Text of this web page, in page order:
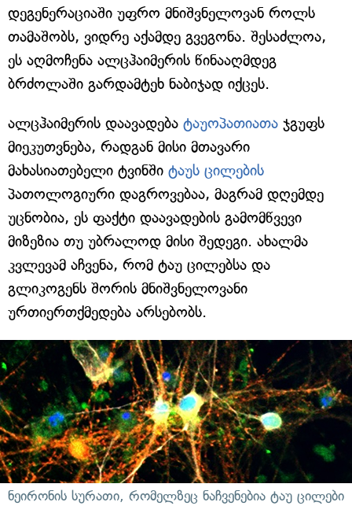
დეგენერაციაში უფრო მნიშვნელოვან როლს
თამაშობს, ვიდრე აქამდე გვეგონა. შესაძლოა,
ეს აღმოჩენა ალცჰაიმერის წინააღმდეგ
ბრძოლაში გარდამტეხ ნაბიჯად იქცეს.
ალცჰაიმერის დაავადება ტაუოპათიათა ჯგუფს
მიეკუთვნება, რადგან მისი მთავარი
მახასიათებელი ტვინში ტაუს ცილების
პათოლოგიური დაგროვებაა, მაგრამ დღემდე
უცნობია, ეს ფაქტი დაავადების გამომწვევი
მიზეზია თუ უბრალოდ მისი შედეგი. ახალმა
კვლევამ აჩვენა, რომ ტაუ ცილებსა და
გლიკოგენს შორის მნიშვნელოვანი
ურთიერთქმედება არსებობს.
ნეირონის სურათი, რომელზეც ნაჩვენებია ტაუ ცილები